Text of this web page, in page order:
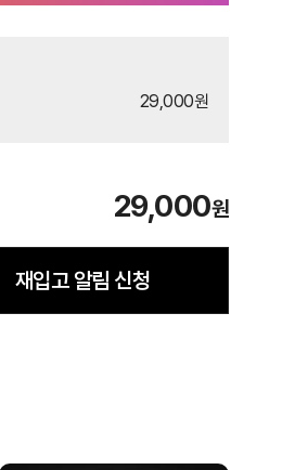
29,000원
29,000원
재입고 알림 신청